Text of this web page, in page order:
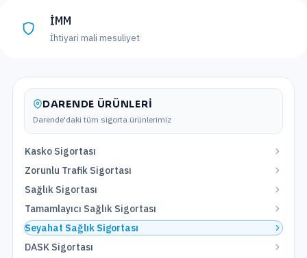
İMM
İhtiyari mali mesuliyet
DARENDE ÜRÜNLERI
Darende'daki tüm sigorta ürünlerimiz
Kasko Sigortası
Zorunlu Trafik Sigortası
Sağlık Sigortası
Tamamlayıcı Sağlık Sigortası
Seyahat Sağlık Sigortası
DASK Sigortası